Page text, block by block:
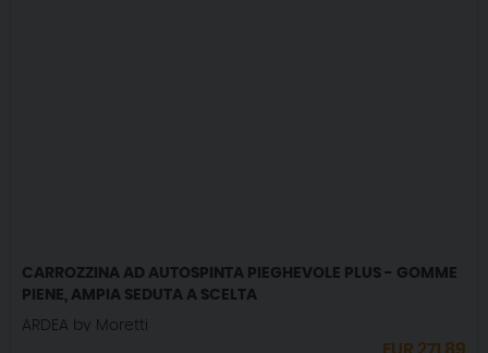
CARROZZINA AD AUTOSPINTA PIEGHEVOLE PLUS - GOMME
PIENE, AMPIA SEDUTA A SCELTA
ARDEA by Moretti